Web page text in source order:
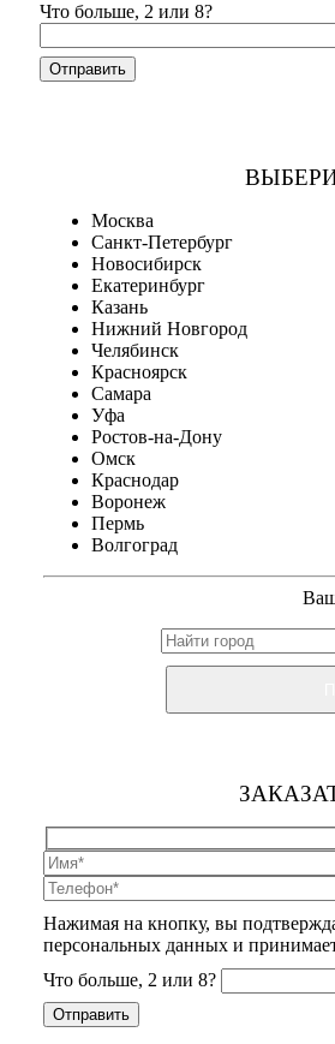
Что больше, 2 или 8?
Москва
Санкт-Петербург
Новосибирск
Екатеринбург
Казань
Нижний Новгород
Челябинск
Красноярск
Самара
Уфа
Ростов-на-Дону
Омск
Краснодар
Воронеж
Пермь
Волгоград
Нажимая на кнопку, вы
персональных данных и
Что больше, 2 или 8?